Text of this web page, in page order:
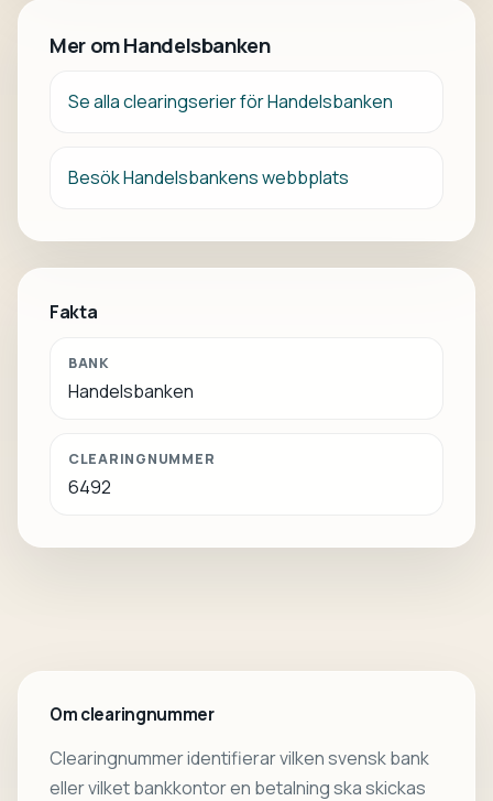
Mer om Handelsbanken
Se alla clearingserier för Handelsbanken
Besök Handelsbankens webbplats
Fakta
BANK
Handelsbanken
CLEARINGNUMMER
6492
Om clearingnummer
Clearingnummer identifierar vilken svensk bank
eller vilket bankkontor en betalning ska skickas